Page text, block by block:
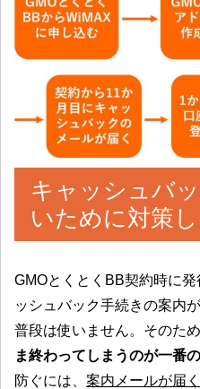
キャッシュバ
いために対策し
GMOとくとくBB契約時に
ッシュバック手続きの案内
普段は使いません。そのため
ま終わってしまうのが一番
防ぐには、 案内メールが届